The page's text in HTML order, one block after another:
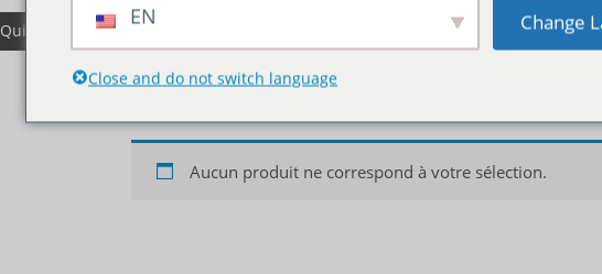
Qui Sommes-Nous ? Services
Balayage sur sols secs
Aucun produit ne correspond à votre sélection.
EN Change
Close and do not switch language